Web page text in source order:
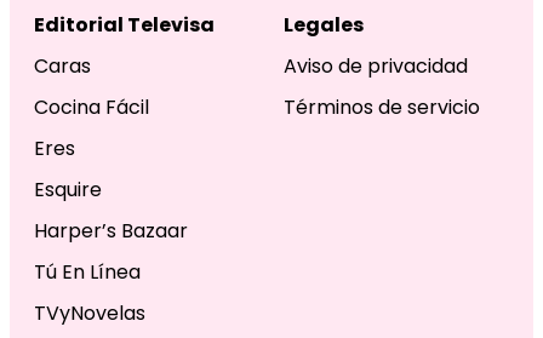
Editorial Televisa
Caras
Cocina Fácil
Eres
Esquire
Harper’s Bazaar
Tú En Línea
TVyNovelas
Legales
Aviso de privacidad
Términos de servicio